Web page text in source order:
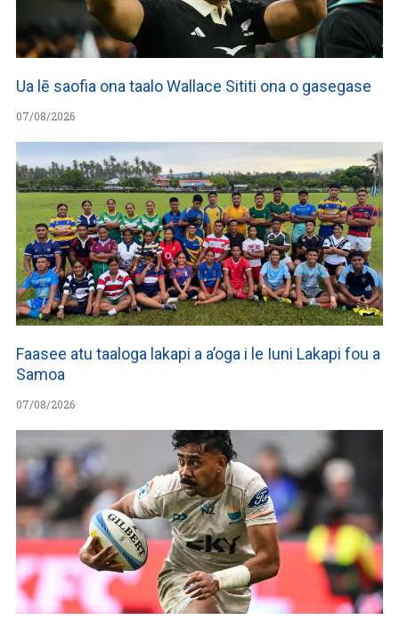
Ua lē saofia ona taalo Wallace Sititi ona o gasegase
07/08/2026
Faasee atu taaloga lakapi a a’oga i le Iuni Lakapi fou a
Samoa
07/08/2026